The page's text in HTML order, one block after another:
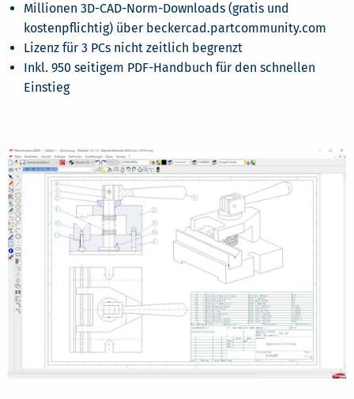
Millionen 3D-CAD-Norm-Downloads (gratis und
kostenpflichtig) über beckercad.partcommunity.com
Lizenz für 3 PCs nicht zeitlich begrenzt
Inkl. 950 seitigem PDF-Handbuch für den schnellen
Einstieg